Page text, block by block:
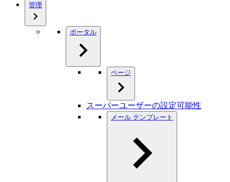
管理
ポータル
ページ
スーパーユーザーの設定可能性
メール テンプレート